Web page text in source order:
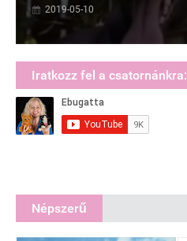
2019-05-10
Iratkozz fel a csatornánkra:
Népszerű